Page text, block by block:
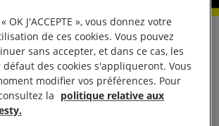
Alberto Amaro a reçu sur Facebook
ce journaliste et les
famille de meurtre. Cette dernière
s’inscrit dans une longue liste de
OK J'ACCEPTE », vous donnez votre
de ces cookies. Vous pouvez
sans accepter, et dans ce cas, les
des cookies s'appliqueront. Vous
modifier vos préférences. Pour
la politique relative aux